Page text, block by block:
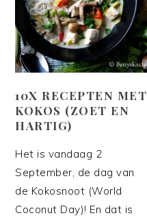
10X RECEPTEN MET
KOKOS (ZOET EN
HARTIG)
Het is vandaag 2
September, de dag van
de Kokosnoot (World
Coconut Day)! En dat is